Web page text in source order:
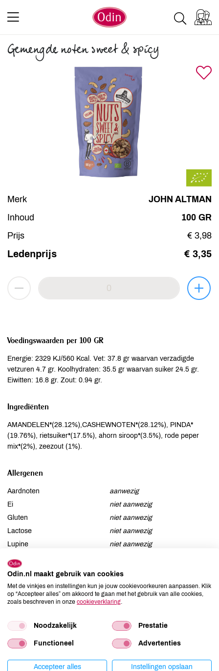
Gemengde noten sweet & spicy
Merk
JOHN ALTMAN
Inhoud
100 GR
Prijs
€ 3,98
Ledenprijs € 3,35
Voedingswaarden per 100 GR
Energie: 2329 KJ/560 Kcal. Vet: 37.8 gr waarvan verzadigde
vetzuren 4.7 gr. Koolhydraten: 35.5 gr waarvan suiker 24.5 gr.
Eiwitten: 16.8 gr. Zout: 0.94 gr.
Ingrediënten
AMANDELEN*(28.12%),CASHEWNOTEN*(28.12%), PINDA*
(19.76%), rietsuiker*(17.5%), ahorn siroop*(3.5%), rode peper
mix*(2%), zeezout (1%).
Allergenen
Aardnoten
aanwezig
Ei
niet aanwezig
Gluten
niet aanwezig
Lactose
niet aanwezig
Lupine
niet aanwezig
Mosterd
Noten
aanwezig
Schaaldieren
niet aanwezig
Selderij
niet aanwezig
Soja
niet aanwezig
Weekdieren
niet aanwezig
Zwaveldioxide / sulfieten
niet aanwezig
Odin.nl maakt gebruik van cookies
Met de vinkjes en instellingen kun je jouw cookievoorkeuren aanpassen. Klik
op “Accepteer alles” om akkoord te gaan met het gebruik van alle cookies,
zoals beschreven in onze cookieverklaring
Noodzakelijk Prestatie
Functioneel Advertenties
Accepteer alles Instellingen opslaan